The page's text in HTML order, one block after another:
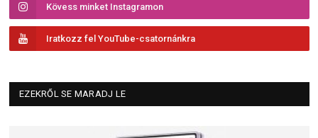
Kövess minket Instagramon
Iratkozz fel YouTube-csatornánkra
EZEKRŐL SE MARADJ LE